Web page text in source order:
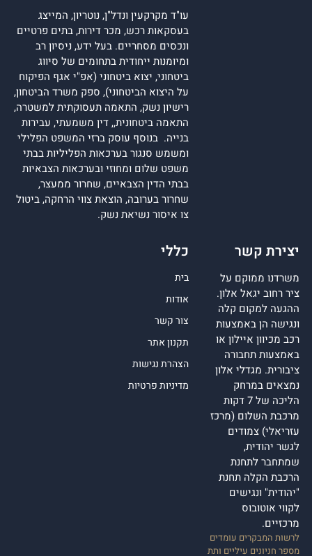
עו"ד מקרקעין ונדל"ן, נוטריון, המייצג
בעסקאות רכש, מכר דירות, בתים פרטיים
ונכסים מסחריים. בעל ידע, ניסיון רב
ומיומנות ייחודית בתחומים של סיווג
ביטחוני, יצוא ביטחוני (אפ"י אגף הפיקוח
על היצוא הביטחוני), ספק משרד הביטחון,
רישיון נשק, התאמה תעסוקתית למשטרה,
התאמה ביטחונית,, דין משמעתי, עבירות
בנייה. בנוסף עוסק ברזי המשפט הפלילי
ומשמש סנגור בערכאות הפליליות בבתי
משפט שלום ומחוזי ובערכאות הצבאיות
בבתי הדין הצבאיים, שחרור ממעצר,
שחרור בערובה, הוצאת צווי הרחקה, ביטול
צו איסור נשיאת נשק.
יצירת קשר
משרדנו ממוקם על
ציר רחוב יגאל אלון.
ההגעה למקום קלה
ונגישה הן באמצעות
רכב מכיוון איילון או
באמצעות תחבורה
ציבורית. מגדלי אלון
נמצאים במרחק
הליכה של 7 דקות
מרכבת השלום (מרכז
עזריאלי) צמודים
לגשר יהודית,
שמתחבר לתחנת
הרכבת הקלה תחנת
"יהודית" ונגישים
לקווי אוטובוס
מרכזיים.
לרשות המבקרים עומדים
מספר חניונים עיליים ותת
כללי
בית
אודות
צור קשר
תקנון אתר
הצהרת נגישות
מדיניות פרטיות